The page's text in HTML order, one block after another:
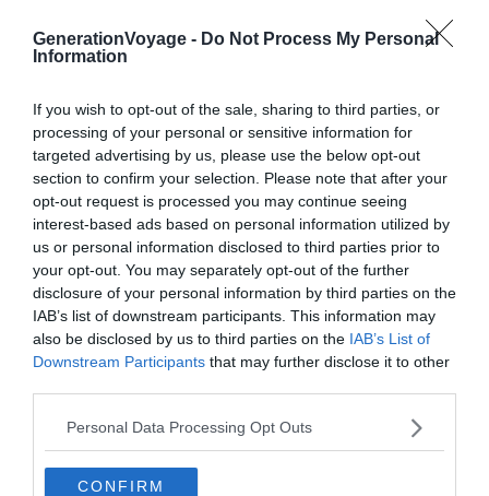
GenerationVoyage - Do Not Process My Personal
Information
If you wish to opt-out of the sale, sharing to third parties, or
processing of your personal or sensitive information for
targeted advertising by us, please use the below opt-out
section to confirm your selection. Please note that after your
opt-out request is processed you may continue seeing
interest-based ads based on personal information utilized by
us or personal information disclosed to third parties prior to
your opt-out. You may separately opt-out of the further
disclosure of your personal information by third parties on the
IAB’s list of downstream participants. This information may
also be disclosed by us to third parties on the IAB’s List of
Downstream Participants that may further disclose it to other
Personal Data Processing Opt Outs
CONFIRM
Visiter la Guadeloupe : 10 incontournables à faire et
Les 5 meilleures excursions pour découvrir la
Guadeloupe
Les 12 meilleurs Airbnb de luxe en Guadeloupe
Les 5 meilleures locations de villa en Guadeloupe
Bien-être, nature et authenticité à
l’Habitation Saint Charles.